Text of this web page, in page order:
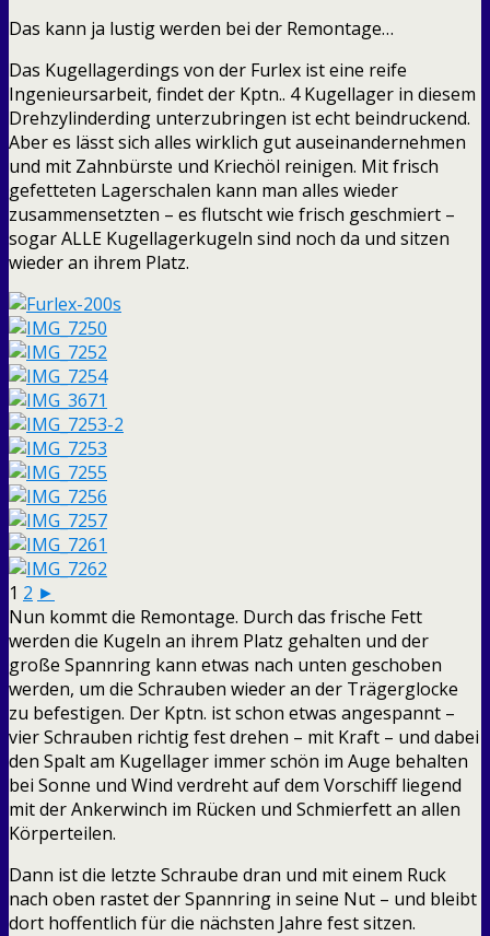
Das kann ja lustig werden bei der Remontage…
Das Kugellagerdings von der Furlex ist eine reife
Ingenieursarbeit, findet der Kptn.. 4 Kugellager in diesem
Drehzylinderding unterzubringen ist echt beindruckend.
Aber es lässt sich alles wirklich gut auseinandernehmen
und mit Zahnbürste und Kriechöl reinigen. Mit frisch
gefetteten Lagerschalen kann man alles wieder
zusammensetzten – es flutscht wie frisch geschmiert –
sogar ALLE Kugellagerkugeln sind noch da und sitzen
wieder an ihrem Platz.
1 2 ►
Nun kommt die Remontage. Durch das frische Fett
werden die Kugeln an ihrem Platz gehalten und der
große Spannring kann etwas nach unten geschoben
werden, um die Schrauben wieder an der Trägerglocke
zu befestigen. Der Kptn. ist schon etwas angespannt –
vier Schrauben richtig fest drehen – mit Kraft – und dabei
den Spalt am Kugellager immer schön im Auge behalten
bei Sonne und Wind verdreht auf dem Vorschiff liegend
mit der Ankerwinch im Rücken und Schmierfett an allen
Körperteilen.
Dann ist die letzte Schraube dran und mit einem Ruck
nach oben rastet der Spannring in seine Nut – und bleibt
dort hoffentlich für die nächsten Jahre fest sitzen.